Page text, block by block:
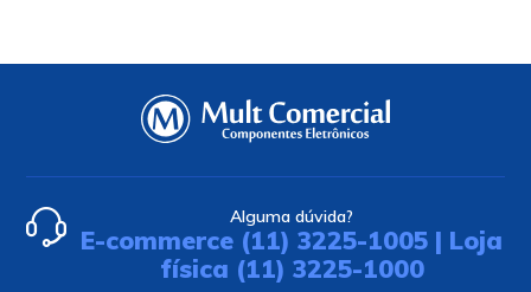
Alguma dúvida?
E-commerce (11) 3225-1005 | Loja
física (11) 3225-1000